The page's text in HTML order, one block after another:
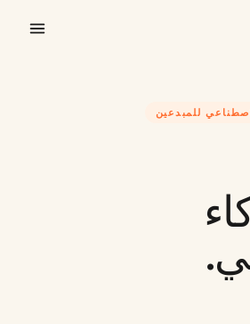
للمبدعين